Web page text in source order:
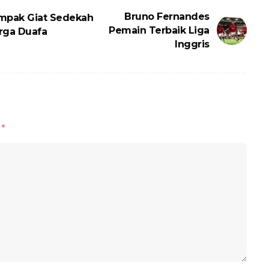
Giat Sedekah
Duafa
Bruno Fernandes
Pemain Terbaik Liga
Inggris
*